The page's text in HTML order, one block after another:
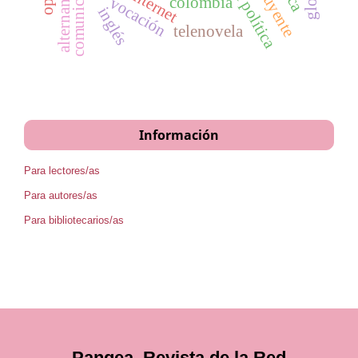
vocación telenovela
inglés
Información
Para lectores/as
Para autores/as
Para bibliotecarios/as